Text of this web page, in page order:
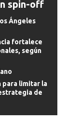
spin-off
Ángeles
fortalece
según
para limitar la
de